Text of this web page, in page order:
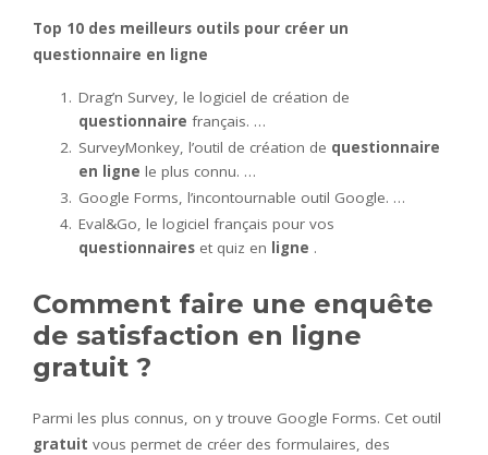
Top 10 des meilleurs outils pour créer un
questionnaire en ligne
Drag’n Survey, le logiciel de création de
questionnaire français. …
SurveyMonkey, l’outil de création de questionnaire
en ligne le plus connu. …
Google Forms, l’incontournable outil Google. …
Eval&Go, le logiciel français pour vos
questionnaires et quiz en ligne .
Comment faire une enquête
de satisfaction en ligne
gratuit ?
Parmi les plus connus, on y trouve Google Forms. Cet outil
gratuit vous permet de créer des formulaires, des